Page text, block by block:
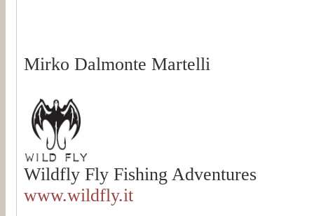
Mirko Dalmonte Martelli
Wildfly Fly Fishing Adventures
www.wildfly.it